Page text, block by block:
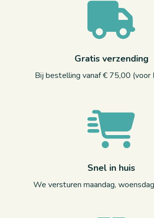
Gratis verzending
Bij bestelling vanaf € 75,00 (voor
Snel in huis
We versturen maandag,